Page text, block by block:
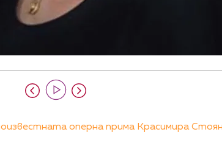
оперна прима Красимира